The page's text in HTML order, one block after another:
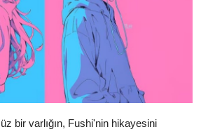
bir varlığın, Fushi'nin hikayesini